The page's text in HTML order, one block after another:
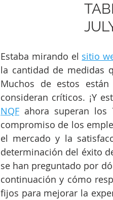
Estaba mirando el sitio
la cantidad de medidas
Muchos de estos
NQF ahora superan los
compromiso de los
el mercado y la
determinación del éxito
se han preguntado por
continuación y cómo
fijos para mejorar la